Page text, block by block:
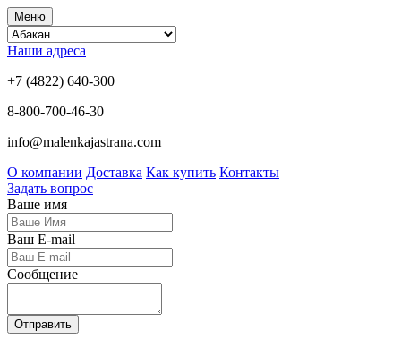
Меню
Наши адреса
+7 (4822) 640-300
8-800-700-46-30
info@malenkajastrana.com
О компании Доставка Как купить Контакты
Задать вопрос
Ваше имя
Ваш E-mail
Сообщение
Отправить